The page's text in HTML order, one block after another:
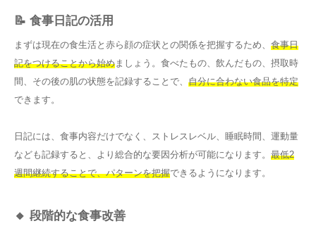
📝 食事日記の活用
まずは現在の食生活と赤ら顔の症状との関係を把握するため、 食事日
記をつけることから始め ましょう。食べたもの、飲んだもの、摂取時
間、その後の肌の状態を記録することで、 自分に合わない食品を特定
できます。
日記には、食事内容だけでなく、ストレスレベル、睡眠時間、運動量
なども記録すると、より総合的な要因分析が可能になります。 最低2
週間継続することで、パターンを把握できるようになります。
🔸 段階的な食事改善